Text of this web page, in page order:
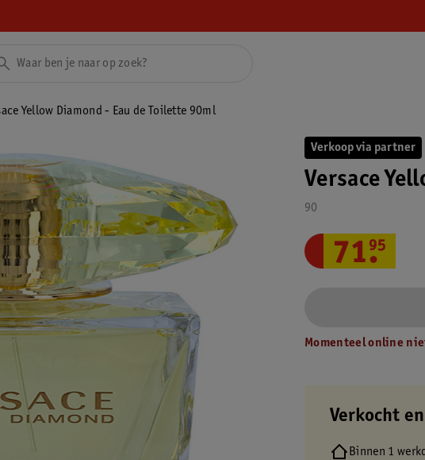
Yellow Diamond - Eau de Toilette 90ml
Verkoop via partner
Versace
90
71.
95
Momenteel online
Verkocht
Binnen 1